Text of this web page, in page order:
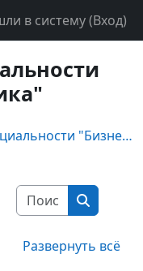
в систему (Вход)
Бакалавриат специальности "Бизнес-информатика"
Поиск
Поиск
Развернуть всё